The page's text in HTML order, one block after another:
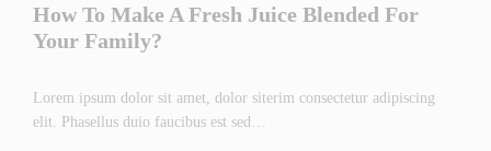
How To Make A Fresh Juice Blended For
Your Family?
Lorem ipsum dolor sit amet, dolor siterim consectetur adipiscing
elit. Phasellus duio faucibus est sed…